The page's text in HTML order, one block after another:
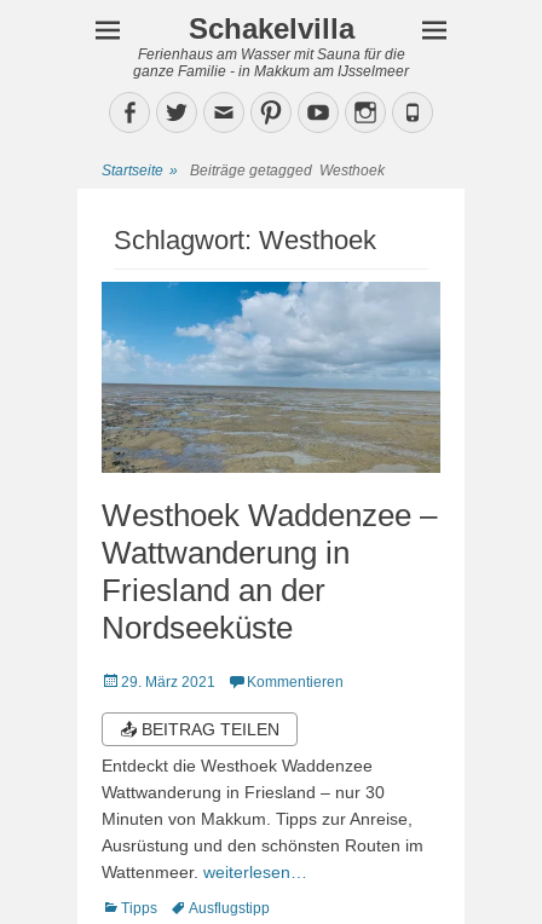
Schakelvilla
Ferienhaus am Wasser mit Sauna für die
ganze Familie - in Makkum am IJsselmeer
Facebook
TwitterEmailPinterestYouTubeInstagram
Phone
Startseite » Beiträge getagged Westhoek
Schlagwort: Westhoek
Westhoek Waddenzee –
Wattwanderung in
Friesland an der
Nordseeküste
Veröffentlicht
29. März 2021 Kommentieren
📤 BEITRAG TEILEN
Entdeckt die Westhoek Waddenzee
Wattwanderung in Friesland – nur 30
Minuten von Makkum. Tipps zur Anreise,
Ausrüstung und den schönsten Routen im
Wattenmeer. weiterlesen…
Kategorien
Tipps Schlagworte
Ausflugstipp